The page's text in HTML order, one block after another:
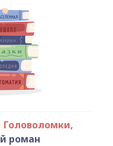
Головоломки,
роман